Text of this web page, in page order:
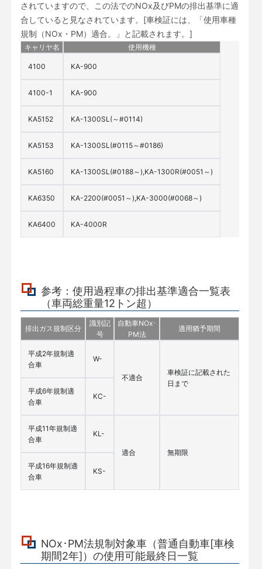
されていますので、この法でのNOx及びPMの排出基準に適
合していると見なされています。[車検証には、「使用車種
規制（NOx・PM）適合。」と記載されます。]
キャリヤ名 使用機種
4100 KA-900
4100-1 KA-900
KA5152 KA-1300SL(～#0114)
KA5153 KA-1300SL(#0115～#0186)
KA5160 KA-1300SL(#0188～),KA-1300R(#0051～)
KA6350 KA-2200(#0051～),KA-3000(#0068～)
KA6400 KA-4000R
参考：使用過程車の排出基準適合一覧表
（車両総重量12トン超）
排出ガス規制区分
識別記
号
自動車NOx･
PM法
適用猶予期間
平成2年規制適
合車
W-
不適合
車検証に記載された
日まで
平成6年規制適
合車
KC-
平成11年規制適
合車
KL-
適合
無期限
平成16年規制適
合車
KS-
NOx･PM法規制対象車（普通自動車[車検
期間2年]）の使用可能最終日一覧